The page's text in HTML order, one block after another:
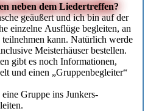
neben dem Liedertreffen?
geäußert und ich bin auf der
einzelne Ausflüge begleiten, an
kann. Natürlich werde
Meisterhäuser bestellen.
gibt es noch Informationen,
und einen „Gruppenbegleiter“
Gruppe ins Junkers-